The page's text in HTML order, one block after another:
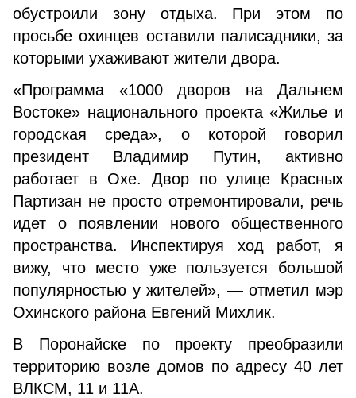
обустроили зону отдыха. При этом по
просьбе охинцев оставили палисадники, за
которыми ухаживают жители двора.
«Программа «1000 дворов на Дальнем
Востоке» национального проекта «Жилье и
городская среда», о которой говорил
президент Владимир Путин, активно
работает в Охе. Двор по улице Красных
Партизан не просто отремонтировали, речь
идет о появлении нового общественного
пространства. Инспектируя ход работ, я
вижу, что место уже пользуется большой
популярностью у жителей», — отметил мэр
Охинского района Евгений Михлик.
В Поронайске по проекту преобразили
территорию возле домов по адресу 40 лет
ВЛКСМ, 11 и 11А.